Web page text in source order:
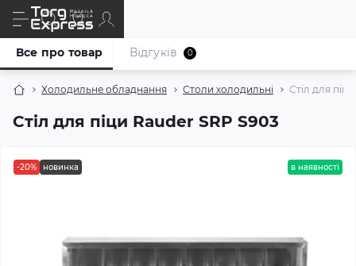
Холодильне обладнання Столи холодильні Стіл для
Стіл для піци Rauder SRP S903
Все про товар Відгуків 0
-20% новинка в наявності